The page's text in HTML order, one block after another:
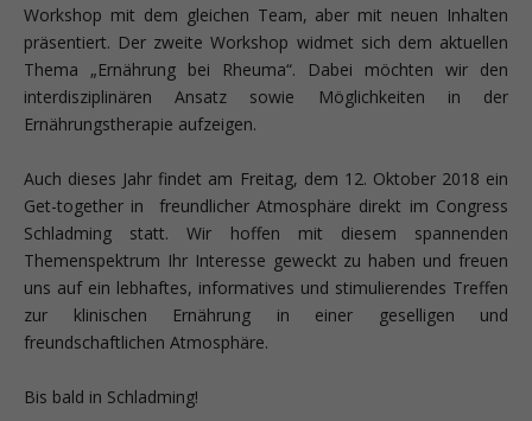
Workshop mit dem gleichen Team, aber mit neuen Inhalten
präsentiert. Der zweite Workshop widmet sich dem aktuellen
Thema „Ernährung bei Rheuma“. Dabei möchten wir den
interdisziplinären Ansatz sowie Möglichkeiten in der
Ernährungstherapie aufzeigen.
Auch dieses Jahr findet am Freitag, dem 12. Oktober 2018 ein
Get-together in freundlicher Atmosphäre direkt im Congress
Schladming statt. Wir hoffen mit diesem spannenden
Themenspektrum Ihr Interesse geweckt zu haben und freuen
uns auf ein lebhaftes, informatives und stimulierendes Treffen
zur klinischen Ernährung in einer geselligen und
freundschaftlichen Atmosphäre.
Bis bald in Schladming!